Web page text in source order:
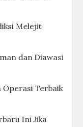
Melejit
dan Diawasi
Operasi Terbaik
Ini Jika